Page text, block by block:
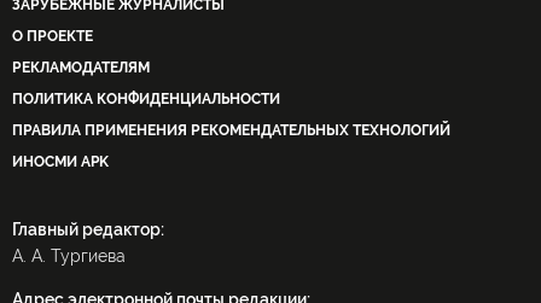
КАТАЛОГ ИЗДАНИЙ
ЗАРУБЕЖНЫЕ ЖУРНАЛИСТЫ
О ПРОЕКТЕ
РЕКЛАМОДАТЕЛЯМ
ПОЛИТИКА КОНФИДЕНЦИАЛЬНОСТИ
ПРАВИЛА ПРИМЕНЕНИЯ РЕКОМЕНДАТЕЛЬНЫХ ТЕХНОЛОГИЙ
Главный редактор:
А. А. Тургиева